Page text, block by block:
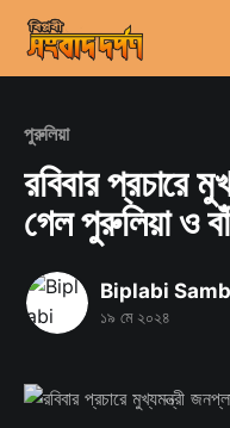
পুরুলিয়া
রবিবার প্রচারে
গেল পুরুলিয়া ও
Biplabi
১৯ মে ২০২৪